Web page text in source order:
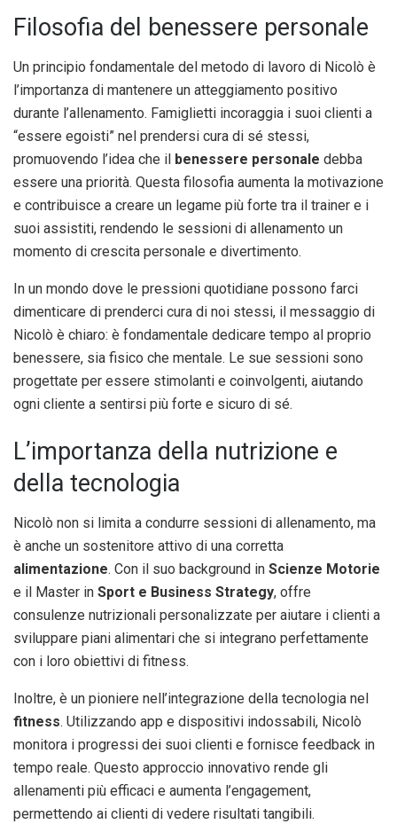
Filosofia del benessere personale
Un principio fondamentale del metodo di lavoro di Nicolò è
l’importanza di mantenere un atteggiamento positivo
durante l’allenamento. Famiglietti incoraggia i suoi clienti a
“essere egoisti” nel prendersi cura di sé stessi,
promuovendo l’idea che il benessere personale debba
essere una priorità. Questa filosofia aumenta la motivazione
e contribuisce a creare un legame più forte tra il trainer e i
suoi assistiti, rendendo le sessioni di allenamento un
momento di crescita personale e divertimento.
In un mondo dove le pressioni quotidiane possono farci
dimenticare di prenderci cura di noi stessi, il messaggio di
Nicolò è chiaro: è fondamentale dedicare tempo al proprio
benessere, sia fisico che mentale. Le sue sessioni sono
progettate per essere stimolanti e coinvolgenti, aiutando
ogni cliente a sentirsi più forte e sicuro di sé.
L’importanza della nutrizione e
della tecnologia
Nicolò non si limita a condurre sessioni di allenamento, ma
è anche un sostenitore attivo di una corretta
alimentazione. Con il suo background in Scienze Motorie
e il Master in Sport e Business Strategy, offre
consulenze nutrizionali personalizzate per aiutare i clienti a
sviluppare piani alimentari che si integrano perfettamente
con i loro obiettivi di fitness.
Inoltre, è un pioniere nell’integrazione della tecnologia nel
fitness. Utilizzando app e dispositivi indossabili, Nicolò
monitora i progressi dei suoi clienti e fornisce feedback in
tempo reale. Questo approccio innovativo rende gli
allenamenti più efficaci e aumenta l’engagement,
permettendo ai clienti di vedere risultati tangibili.